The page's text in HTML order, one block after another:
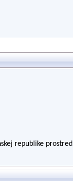
republike